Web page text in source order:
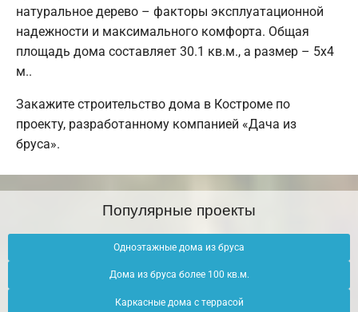
натуральное дерево – факторы эксплуатационной
надежности и максимального комфорта. Общая
площадь дома составляет 30.1 кв.м., а размер – 5х4
м..
Закажите строительство дома в Костроме по
проекту, разработанному компанией «Дача из
бруса».
Популярные проекты
Одноэтажные дома из бруса
Дома из бруса более 100 кв.м.
Каркасные дома с террасой